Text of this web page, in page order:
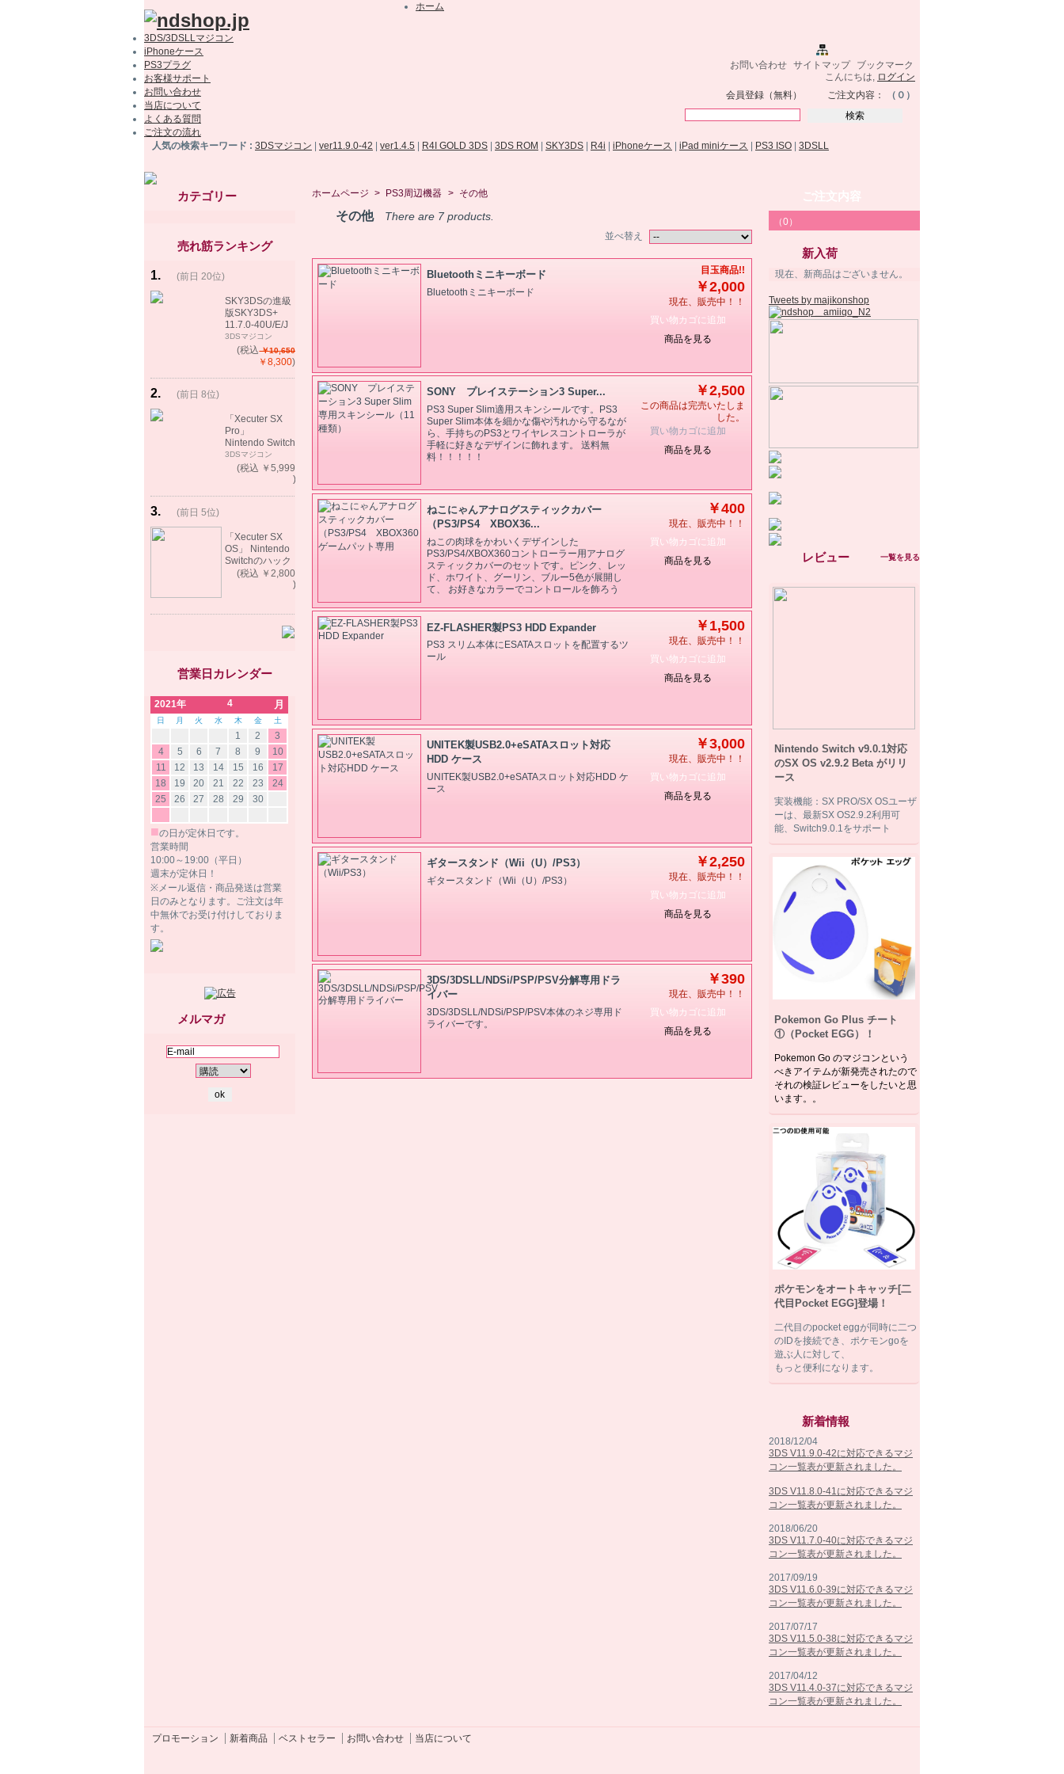
お問い合わせ サイトマップ
ブックマーク
こんにちは,
ログイン
ご注文内容： （０）
会員登録（無料）
ホーム
3DS/3DSLLマジコン
iPhoneケース
PS3プラグ
お客様サポート
お問い合わせ
当店について
よくある質問
ご注文の流れ
人気の検索キーワード : 3DSマジコン ver11.9.0-42 ver1.4.5 R4I GOLD 3DS 3DS ROM SKY3DS R4i iPhoneケース iPad miniケース PS3 ISO 3DSLL
カテゴリー
売れ筋ランキング
1. (前日 20位)
SKY3DSの進級
版SKY3DS+
11.7.0-40U/E/J
で起動可能
(MHX、FEifサポ
3DSマジコン
(税込￥10,650
￥8,300)
2. (前日 8位)
「Xecuter SX
Pro」
Nintendo Switch
バックアップゲ
ーム起動可能
3DSマジコン
(税込 ￥5,999
)
3.
rank
up!
(前日 5位)
「Xecuter SX
OS」 Nintendo
Switchのハック
ツール バック
(税込 ￥2,800
)
営業日カレンダー
2021年 4 月
日 月 火 水 木 金 土
1 2
3
4
5 6 7 8 9
10
11
12 13 14 15 16
17
18
19 20 21 22 23
24
25
26 27 28 29 30
■の日が定休日です。
営業時間
10:00～19:00（平日）
週末が定休日！
※メール返信・商品発送は営業
日のみとなります。ご注文は年
中無休でお受け付けしておりま
す。
メルマガ
ホームページ > PS3周辺機器 > その他
その他 There are 7 products.
並べ替え
Bluetoothミニキーボード
Bluetoothミニキーボード
目玉商品!!
￥2,000
現在、販売中！！
買い物カゴに追加
商品を見る
SONY プレイステーション3 Super...
PS3 Super Slim適用スキンシールです。PS3
Super Slim本体を細かな傷や汚れから守るなが
ら、手持ちのPS3とワイヤレスコントローラが
手軽に好きなデザインに飾れます。 送料無
料！！！！！
￥2,500
この商品は完売いたしま
した。
買い物カゴに追加
商品を見る
ねこにゃんアナログスティックカバー
（PS3/PS4 XBOX36...
ねこの肉球をかわいくデザインした
PS3/PS4/XBOX360コントローラー用アナログ
スティックカバーのセットです。ピンク、レッ
ド、ホワイト、グーリン、ブルー5色が展開し
て、 お好きなカラーでコントロールを飾ろう
￥400
現在、販売中！！
買い物カゴに追加
商品を見る
EZ-FLASHER製PS3 HDD Expander
PS3 スリム本体にESATAスロットを配置するツ
ール
￥1,500
現在、販売中！！
買い物カゴに追加
商品を見る
UNITEK製USB2.0+eSATAスロット対応
HDD ケース
UNITEK製USB2.0+eSATAスロット対応HDD ケ
ース
￥3,000
現在、販売中！！
買い物カゴに追加
商品を見る
ギタースタンド（Wii（U）/PS3）
ギタースタンド（Wii（U）/PS3）
￥2,250
現在、販売中！！
買い物カゴに追加
商品を見る
3DS/3DSLL/NDSi/PSP/PSV分解専用ドラ
イバー
3DS/3DSLL/NDSi/PSP/PSV本体のネジ専用ド
ライバーです。
￥390
現在、販売中！！
買い物カゴに追加
商品を見る
（0）
新入荷
現在、新商品はございません。
Tweets by majikonshop
レビュー 一覧を見る
Nintendo Switch v9.0.1対応
のSX OS v2.9.2 Beta がリリ
ース
実装機能：SX PRO/SX OSユーザ
ーは、最新SX OS2.9.2利用可
能、Switch9.0.1をサポート
Pokemon Go Plus チート
①（Pocket EGG）！
Pokemon Go のマジコンという
べきアイテムが新発売されたので
それの検証レビューをしたいと思
います。。
ポケモンをオートキャッチ[二
代目Pocket EGG]登場！
二代目のpocket eggが同時に二つ
のIDを接続でき、ポケモンgoを
遊ぶ人に対して、
もっと便利になります。
新着情報
2018/12/04
3DS V11.9.0-42に対応できるマジ
コン一覧表が更新されました。
3DS V11.8.0-41に対応できるマジ
コン一覧表が更新されました。
2018/06/20
3DS V11.7.0-40に対応できるマジ
コン一覧表が更新されました。
2017/09/19
3DS V11.6.0-39に対応できるマジ
コン一覧表が更新されました。
2017/07/17
3DS V11.5.0-38に対応できるマジ
コン一覧表が更新されました。
2017/04/12
3DS V11.4.0-37に対応できるマジ
コン一覧表が更新されました。
プロモーション 新着商品 ベストセラー お問い合わせ 当店について